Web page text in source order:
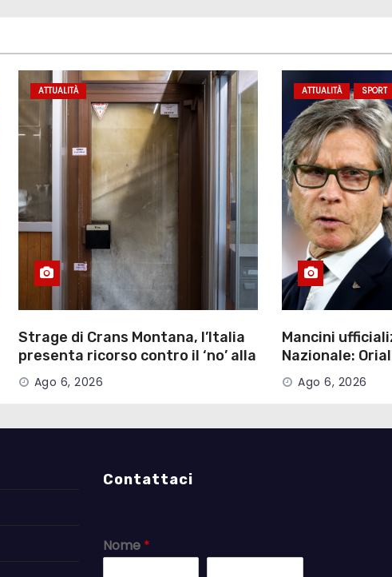
ATTUALITÀ
Strage di Crans Montana, l’Italia
presenta ricorso contro il ‘no’ alla
parte civile
Ago 6, 2026
ATTUALITÀ SPORT
Mancini
Nazionale:
manager
Ago 6, 2026
Contattaci
Nome *